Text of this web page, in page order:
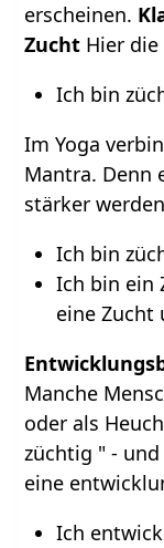
erscheinen.
Zucht Hier
Ich bin
Im Yoga
Mantra. Denn
stärker
Ich bin
Ich bin ein
eine Zucht
Manche
oder als
züchtig " -
eine
Ich